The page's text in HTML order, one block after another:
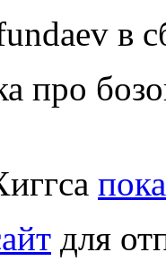
в
про
для